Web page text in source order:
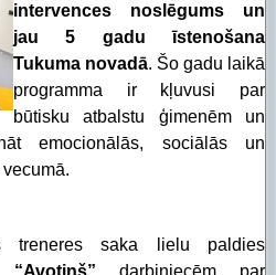
intervences noslēgums un
jau 5 gadu īstenošana
Tukuma novadā. Šo gadu laikā
programma ir kļuvusi par
būtisku atbalstu ģimenēm un
emocionālās, sociālās un
treneres saka lielu paldies